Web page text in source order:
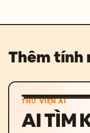
Thêm tính
THƯ VIỆN AI
AI TÌM